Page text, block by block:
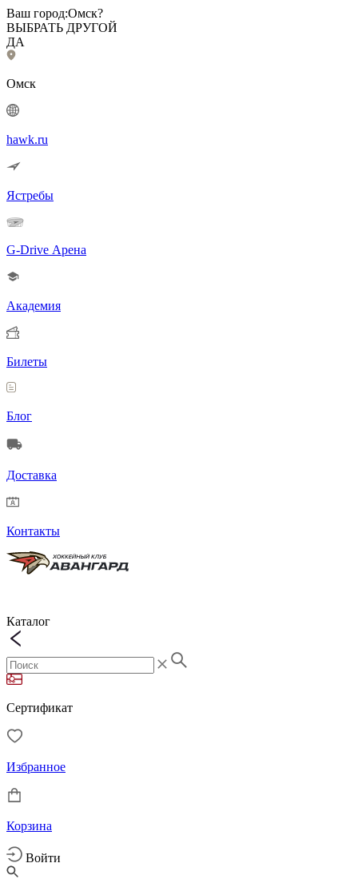
Ваш город:Омск?
ВЫБРАТЬ ДРУГОЙ
ДА
Омск
hawk.ru
Ястребы
G-Drive Арена
Академия
Билеты
Блог
Доставка
Контакты
Каталог
Сертификат
Избранное
Корзина
Войти